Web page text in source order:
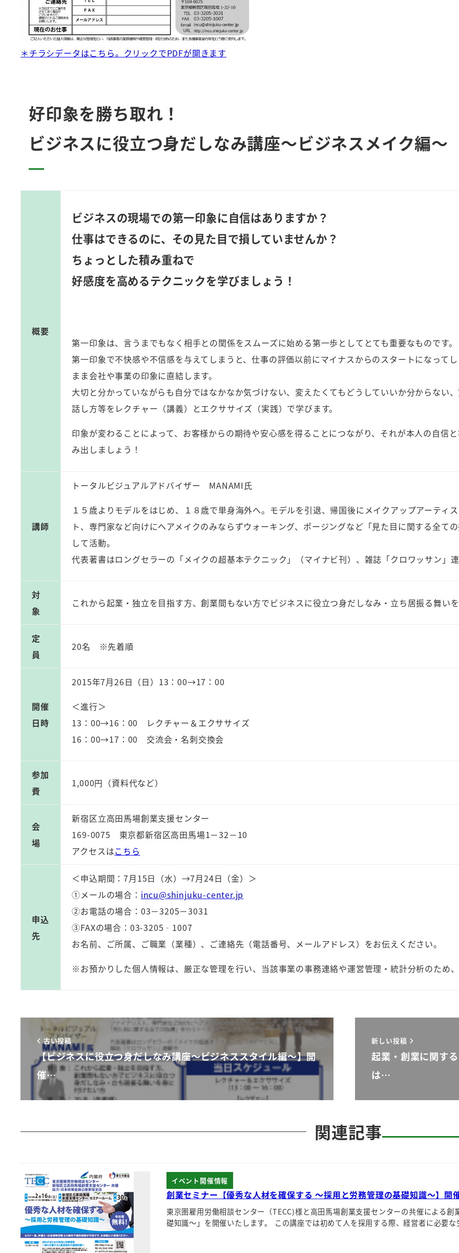
＊チラシデータはこちら。クリックでPDFが開きます
好印象を勝ち取れ！
ビジネスに役立つ身だしなみ講座～ビジネスメイク編
概要
ビジネスの現場での第一印象に自信はありますか？
仕事はできるのに、その見た目で損していませんか？
ちょっとした積み重ねで
好感度を高めるテクニックを学びましょう！
第一印象は、言うまでもなく相手との関係をスムーズに始める第一歩としてとても重要なものです。
第一印象で不快感や不信感を与えてしまうと、仕事の評価以前にマイナスからのスタートになって
まま会社や事業の印象に直結します。
大切と分かっていながらも自分ではなかなか気づけない、変えたくてもどうしていいか分からない
話し方等をレクチャー（講義）とエクササイズ（実践）で学びます。
印象が変わることによって、お客様からの期待や安心感を得ることにつながり、それが本人の自信
み出しましょう！
講師
トータルビジュアルアドバイザー MANAMI氏
１５歳よりモデルをはじめ、１８歳で単身海外へ。モデルを引退、帰国後にメイクアップアーティ
ト、専門家など向けにヘアメイクのみならずウォーキング、ポージングなど「見た目に関する全て
して活動。
代表著書はロングセラーの「メイクの超基本テクニック」（マイナビ刊）、雑誌「クロワッサン」
対
象
これから起業・独立を目指す方、創業間もない方でビジネスに役立つ身だしなみ・立ち居振る舞い
定
員
20名 ※先着順
開催
日時
2015年7月26日（日）13：00→17：00
＜進行＞
13：00→16：00 レクチャー＆エクササイズ
16：00→17：00 交流会・名刺交換会
参加
費
1,000円（資料代など）
会
場
新宿区立高田馬場創業支援センター
169-0075 東京都新宿区高田馬場1－32－10
アクセスはこちら
申込
先
＜申込期間：7月15日（水）→7月24日（金）＞
①メールの場合： incu@shinjuku-center.jp
②お電話の場合：03－3205－3031
③FAXの場合：03-3205‐1007
お名前、ご所属、ご職業（業種）、ご連絡先（電話番号、メールアドレス）をお伝えください。
※お預かりした個人情報は、厳正な管理を行い、当該事業の事務連絡や運営管理・統計分析のため
古い投稿
【ビジネスに役立つ身だしなみ講座～ビジネススタイル編～】開
催…
新しい投稿
起業・創業に関す
は…
関連記事
イベント開催情報
創業セミナー【優秀な人材を確保する ～採用と労務管理の基礎知識～】開
東京圏雇用労働相談センター（TECC)様と高田馬場創業支援センターの共催による
礎知識～」を開催いたします。 この講座では初めて人を採用する際、経営者に必要